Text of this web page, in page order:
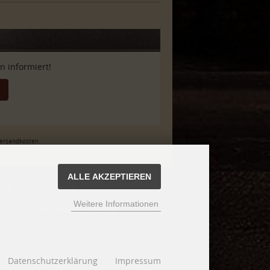
informiert!
KONTAKT
COOKIE EINSTELLUNGEN
ALLE AKZEPTIEREN
Weitere Informationen
Datenschutzerklärung Impressum